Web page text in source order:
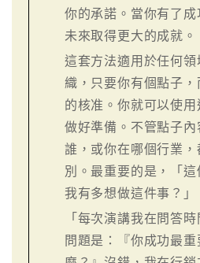
你的承諾。當你有了
未來取得更大的成就。
這套方法適用於任何領
織，只要你有個點子，
的核准。你就可以使
做好準備。不管點子
誰，或你在哪個行業
別。最重要的是，「這
我有多想做這件事？」
「每次演講我在問答
問題是：『你成功最